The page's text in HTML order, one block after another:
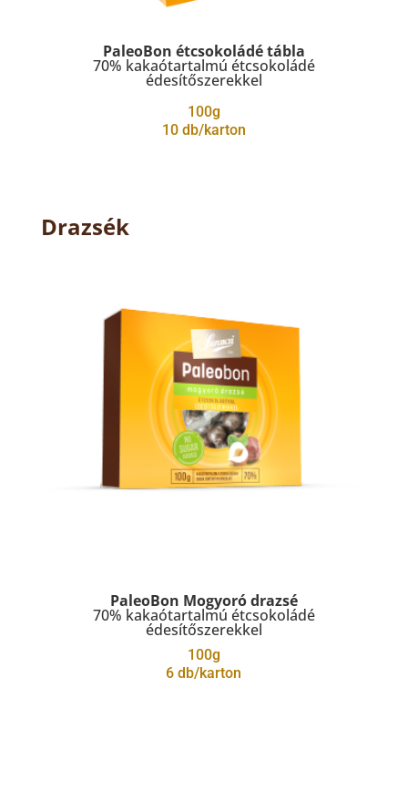
PaleoBon étcsokoládé tábla
70% kakaótartalmú étcsokoládé
édesítőszerekkel
100g
10 db/karton
Drazsék
PaleoBon Mogyoró drazsé
70% kakaótartalmú étcsokoládé
édesítőszerekkel
100g
6 db/karton